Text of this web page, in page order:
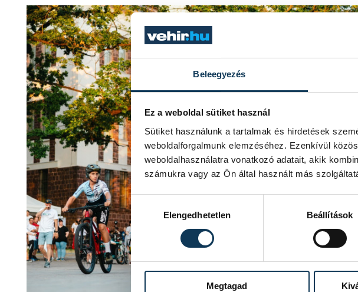
Beleegyezés
Ez a weboldal sütiket használ
Sütiket használunk a tartalmak és hirdetések
weboldalforgalmunk elemzéséhez. Ezenkívül
weboldalhasználatra vonatkozó adatait, akik
számukra vagy az Ön által használt más
Hozzájárulás kiválasztása
Elengedhetetlen
Beállítások
Megtagad